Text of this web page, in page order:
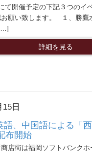
て開催予定の下記３つのイ
お願い致します。 １、勝鷹
詳細を見る
日
語、中国語による「
布開始
店街は福岡ソフトバンク